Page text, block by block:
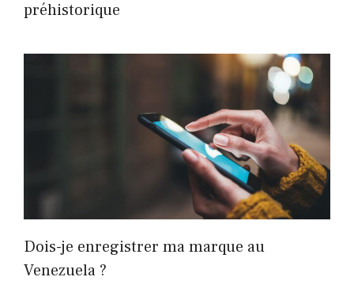
préhistorique
Dois-je enregistrer ma marque au
Venezuela ?